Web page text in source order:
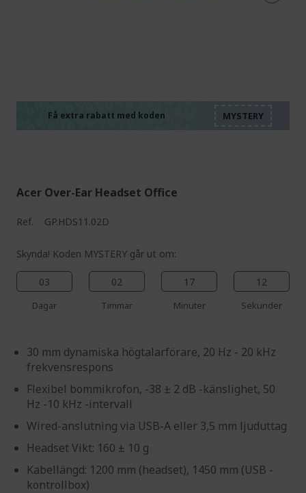
Få extra rabatt med koden
Acer Over-Ear Headset Office
Ref. GP.HDS11.02D
Skynda! Koden MYSTERY går ut om:
03
Dagar
02
Timmar
17
Minuter
11
Sekunder
30 mm dynamiska högtalarförare, 20 Hz - 20 kHz
frekvensrespons
Flexibel bommikrofon, -38 ± 2 dB -känslighet, 50
Hz -10 kHz -intervall
Wired-anslutning via USB-A eller 3,5 mm ljuduttag
Headset Vikt: 160 ± 10 g
Kabellängd: 1200 mm (headset), 1450 mm (USB -
kontrollbox)